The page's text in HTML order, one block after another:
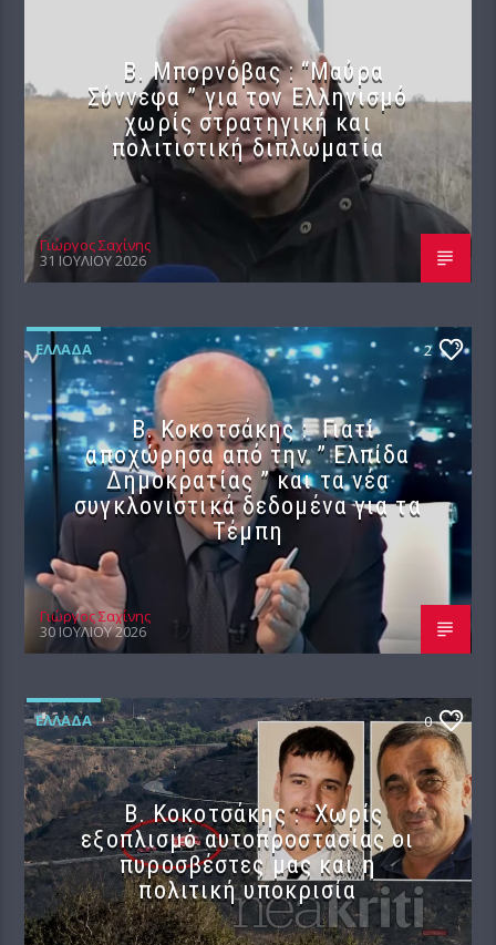
B. Μπορνόβας : “Μαύρα
Σύννεφα ” για τον Ελληνισμό
χωρίς στρατηγική και
πολιτιστική διπλωματία
Γιώργος Σαχίνης
31 ΙΟΥΛΊΟΥ 2026
ΕΛΛΆΔΑ 2
Β. Κοκοτσάκης : Γιατί
αποχώρησα από την ” Ελπίδα
Δημοκρατίας ” και τα νέα
συγκλονιστικά δεδομένα για τα
Τέμπη
Γιώργος Σαχίνης
30 ΙΟΥΛΊΟΥ 2026
ΕΛΛΆΔΑ 0
Β. Κοκοτσάκης : Χωρίς
εξοπλισμό αυτοπροστασίας οι
πυροσβέστες μας και η
πολιτική υποκρισία